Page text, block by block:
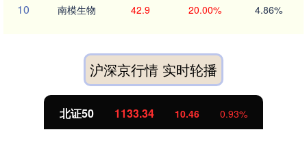
10 南模生物 42.9 20.00% 4.86%
沪深京行情 实时轮播
北证50 1133.34 10.46 0.93%